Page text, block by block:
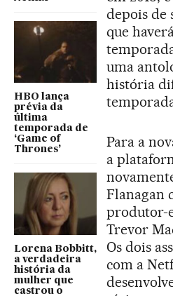
HBO lança
prévia da
última
temporada de
‘Game of
Thrones’
Lorena Bobbitt,
a verdadeira
história da
mulher que
castrou o
depois de
que
uma
história
Para a
a
Flanagan
produtor-
Trevor
Os dois
com a